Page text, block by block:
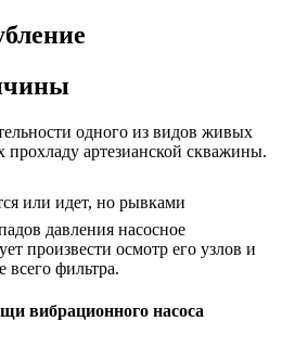
одного из видов живых
артезианской скважины.
или идет, но рывками
давления насосное
произвести осмотр его узлов и
всего фильтра.
вибрационного насоса